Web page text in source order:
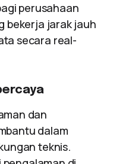
perusahaan
bekerja jarak jauh
secara real-
dan
dalam
teknis.